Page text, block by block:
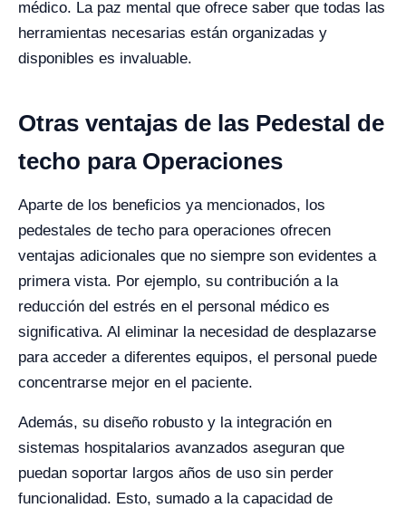
médico. La paz mental que ofrece saber que todas las
herramientas necesarias están organizadas y
disponibles es invaluable.
Otras ventajas de las Pedestal de
techo para Operaciones
Aparte de los beneficios ya mencionados, los
pedestales de techo para operaciones ofrecen
ventajas adicionales que no siempre son evidentes a
primera vista. Por ejemplo, su contribución a la
reducción del estrés en el personal médico es
significativa. Al eliminar la necesidad de desplazarse
para acceder a diferentes equipos, el personal puede
concentrarse mejor en el paciente.
Además, su diseño robusto y la integración en
sistemas hospitalarios avanzados aseguran que
puedan soportar largos años de uso sin perder
funcionalidad. Esto, sumado a la capacidad de